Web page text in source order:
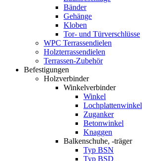
Bänder
Gehänge
Kloben
Tor- und Türverschlüsse
WPC Terrassendielen
Holzterrassendielen
Terrassen-Zubehör
Befestigungen
Holzverbinder
Winkelverbinder
Winkel
Lochplattenwinkel
Zuganker
Betonwinkel
Knaggen
Balkenschuhe, -träger
Typ BSN
Typ BSD